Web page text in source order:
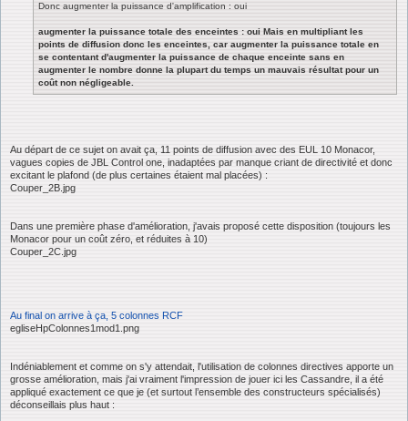
Donc augmenter la puissance d'amplification : oui
augmenter la puissance totale des enceintes : oui Mais en multipliant les
points de diffusion donc les enceintes, car augmenter la puissance totale en
se contentant d'augmenter la puissance de chaque enceinte sans en
augmenter le nombre donne la plupart du temps un mauvais résultat pour un
coût non négligeable.
Au départ de ce sujet on avait ça, 11 points de diffusion avec des EUL 10 Monacor,
vagues copies de JBL Control one, inadaptées par manque criant de directivité et donc
excitant le plafond (de plus certaines étaient mal placées) :
Couper_2B.jpg
Dans une première phase d'amélioration, j'avais proposé cette disposition (toujours les
Monacor pour un coût zéro, et réduites à 10)
Couper_2C.jpg
Au final on arrive à ça, 5 colonnes RCF
egliseHpColonnes1mod1.png
Indéniablement et comme on s'y attendait, l'utilisation de colonnes directives apporte un
grosse amélioration, mais j'ai vraiment l'impression de jouer ici les Cassandre, il a été
appliqué exactement ce que je (et surtout l’ensemble des constructeurs spécialisés)
déconseillais plus haut :